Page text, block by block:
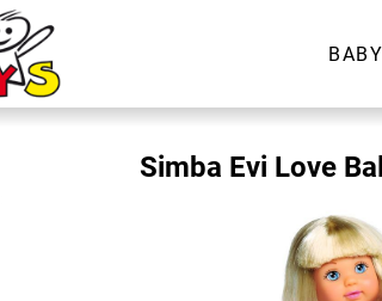
BABY
Simba Evi Love